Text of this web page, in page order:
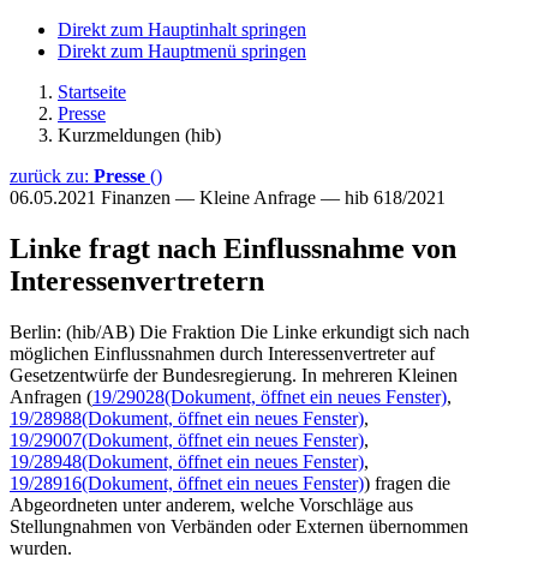
Direkt zum Hauptinhalt springen
Direkt zum Hauptmenü springen
Startseite
Presse
Kurzmeldungen (hib)
zurück zu: Presse ()
06.05.2021 Finanzen — Kleine Anfrage — hib 618/2021
Linke fragt nach Einflussnahme von
Interessenvertretern
Berlin: (hib/AB) Die Fraktion Die Linke erkundigt sich nach
möglichen Einflussnahmen durch Interessenvertreter auf
Gesetzentwürfe der Bundesregierung. In mehreren Kleinen
Anfragen (19/29028(Dokument, öffnet ein neues Fenster),
19/28988(Dokument, öffnet ein neues Fenster),
19/29007(Dokument, öffnet ein neues Fenster),
19/28948(Dokument, öffnet ein neues Fenster),
19/28916(Dokument, öffnet ein neues Fenster)) fragen die
Abgeordneten unter anderem, welche Vorschläge aus
Stellungnahmen von Verbänden oder Externen übernommen
wurden.